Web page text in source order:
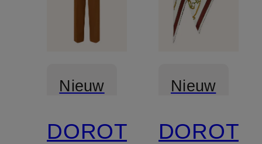
Nieuw
DOROTHEE
Nieuw